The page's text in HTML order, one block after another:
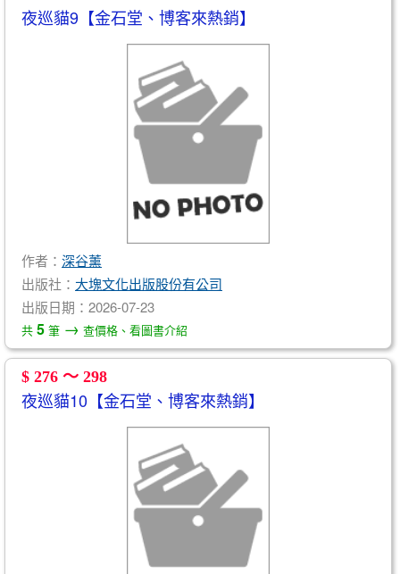
夜巡貓9【金石堂、博客來熱銷】
作者： 深谷薰
出版社： 大塊文化出版股份有公司
出版日期：2026-07-23
共 5 筆 → 查價格、看圖書介紹
$ 276 ～ 298
夜巡貓10【金石堂、博客來熱銷】